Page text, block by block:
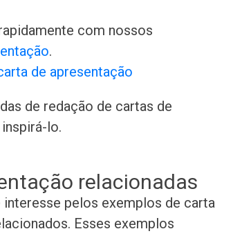
com nossos
.
de apresentação
de redação de cartas de
lo.
relacionadas
pelos exemplos de carta
Esses exemplos